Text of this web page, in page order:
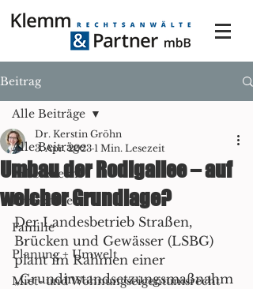
Beitrag
Alle Beiträge
Arbeitsrecht
Immobilien
Familie
Planung + Umwelt
Miet- und Wohnungseigentumsrecht
Alle Beiträge
Umbau der Rodigallee – auf
welcher Grundlage?
Dr. Kerstin Gröhn
3. Apr. 2023 1 Min. Lesezeit
Der Landesbetrieb Straßen,
Brücken und Gewässer (LSBG)
plant im Rahmen einer
„Grundinstandsetzungsmaßnahm